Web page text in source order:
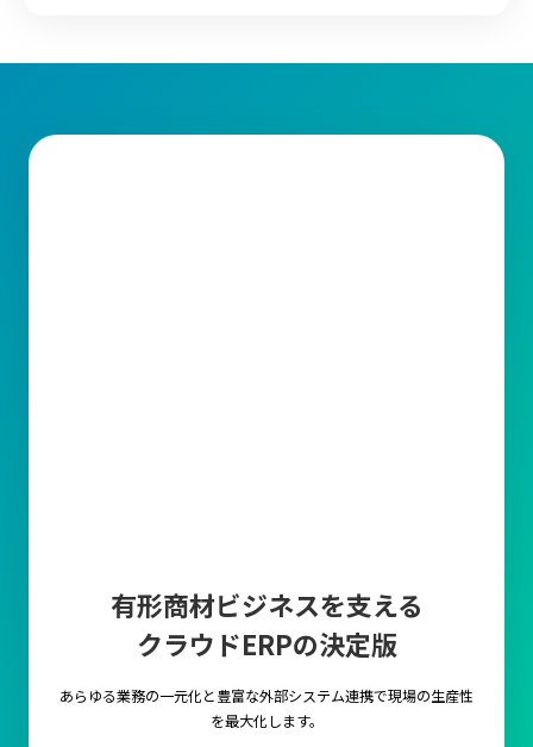
有形商材ビジネスを支える
クラウドERPの決定版
あらゆる業務の一元化と豊富な外部システム連携で現場の生産性
を最大化します。